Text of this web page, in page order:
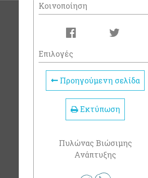
Κοινοποίηση
Επιλογές
Προηγούμενη σελίδα
Εκτύπωση
Πυλώνας Βιώσιμης
Ανάπτυξης